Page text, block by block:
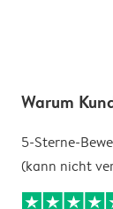
Warum
5-Sterne-
(kann nicht